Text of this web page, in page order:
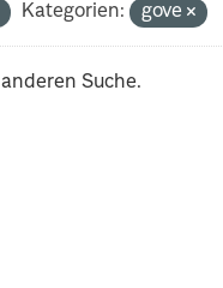
Kategorien: gove
Suche.